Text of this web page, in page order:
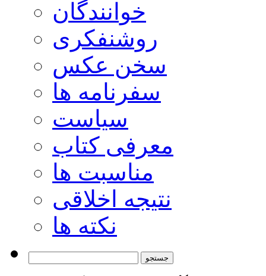
خوانندگان
روشنفکری
سخن عکس
سفرنامه ها
سیاست
معرفی کتاب
مناسبت ها
نتیجه اخلاقی
نکته ها